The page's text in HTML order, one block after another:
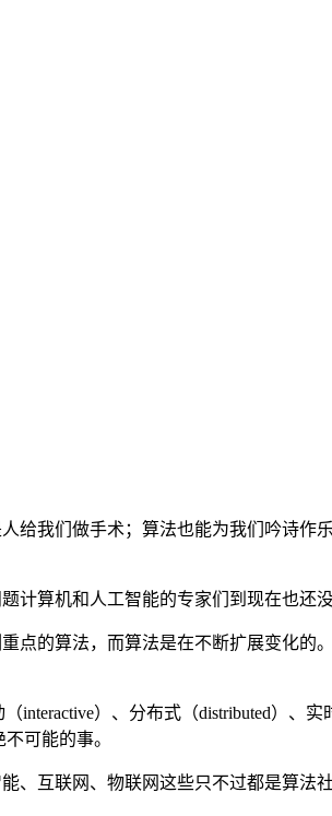
给我们做手术；算法也能为我们吟诗作
算机和人工智能的专家们到现在也还没
点的算法，而算法是在不断扩展变化的
interactive）、分布式（distributed）、实
可能的事。
、互联网、物联网这些只不过都是算法社